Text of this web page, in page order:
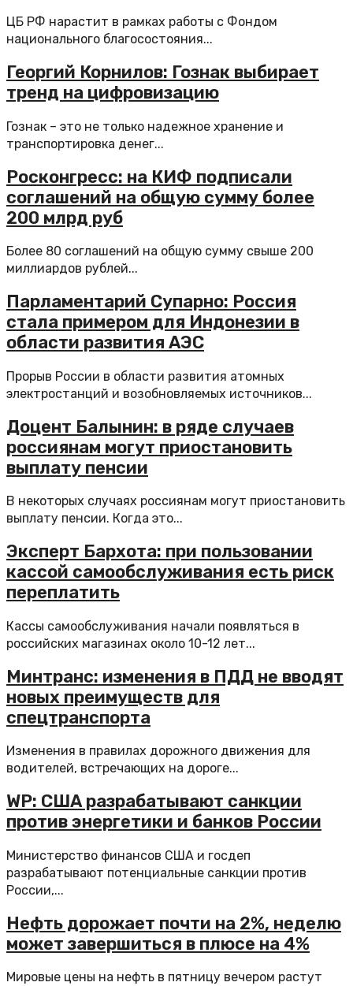
ЦБ РФ нарастит в рамках работы с Фондом
национального благосостояния...
Георгий Корнилов: Гознак выбирает
тренд на цифровизацию
Гознак – это не только надежное хранение и
транспортировка денег...
Росконгресс: на КИФ подписали
соглашений на общую сумму более
200 млрд руб
Более 80 соглашений на общую сумму свыше 200
миллиардов рублей...
Парламентарий Супарно: Россия
стала примером для Индонезии в
области развития АЭС
Прорыв России в области развития атомных
электростанций и возобновляемых источников...
Доцент Балынин: в ряде случаев
россиянам могут приостановить
выплату пенсии
В некоторых случаях россиянам могут приостановить
выплату пенсии. Когда это...
Эксперт Бархота: при пользовании
кассой самообслуживания есть риск
переплатить
Кассы самообслуживания начали появляться в
российских магазинах около 10-12 лет...
Минтранс: изменения в ПДД не вводят
новых преимуществ для
спецтранспорта
Изменения в правилах дорожного движения для
водителей, встречающих на дороге...
WP: США разрабатывают санкции
против энергетики и банков России
Министерство финансов США и госдеп
разрабатывают потенциальные санкции против
России,...
Нефть дорожает почти на 2%, неделю
может завершиться в плюсе на 4%
Мировые цены на нефть в пятницу вечером растут